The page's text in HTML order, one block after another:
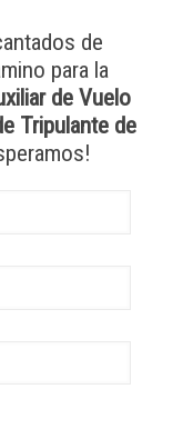
de
para la
de Vuelo
Tripulante de